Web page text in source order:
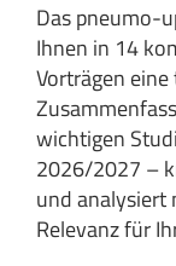
Das pneumo-
Ihnen in 14
Vorträgen
wichtigen
2026/2027 –
und analysiert
Relevanz für